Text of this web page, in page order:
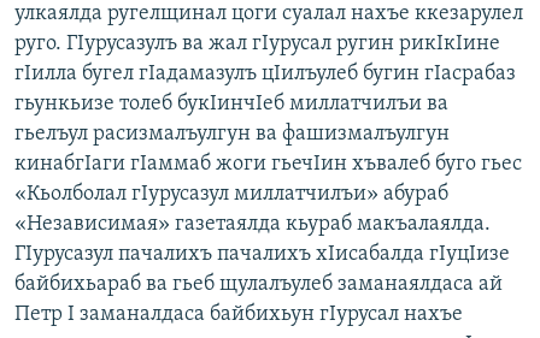
улкаялда ругелщинал цоги суалал нахъе ккезарулел
руго. ГIурусазулъ ва жал гIурусал ругин рикIкIине
гIилла бугел гIадамазулъ цIилъулеб бугин гIасрабаз
гьункьизе толеб букIинчIеб миллатчилъи ва
гьелъул расизмалъулгун ва фашизмалъулгун
кинабгIаги гIаммаб жоги гьечIин хъвалеб буго гьес
«Кьолболал гIурусазул миллатчилъи» абураб
«Независимая» газетаялда кьураб макъалаялда.
ГIурусазул пачалихъ пачалихъ хIисабалда гIуцIизе
байбихьараб ва гьеб щулалъулеб заманаялдаса ай
Петр I заманалдаса байбихьун гIурусал нахъе